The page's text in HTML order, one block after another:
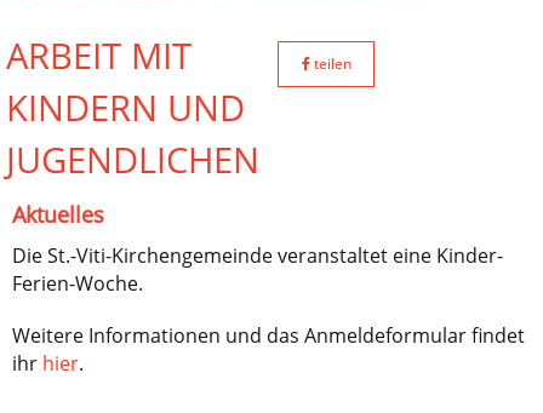
ARBEIT MIT
KINDERN UND
JUGENDLICHEN
teilen
Aktuelles
Die St.-Viti-Kirchengemeinde veranstaltet eine Kinder-
Ferien-Woche.
Weitere Informationen und das Anmeldeformular findet
ihr hier.